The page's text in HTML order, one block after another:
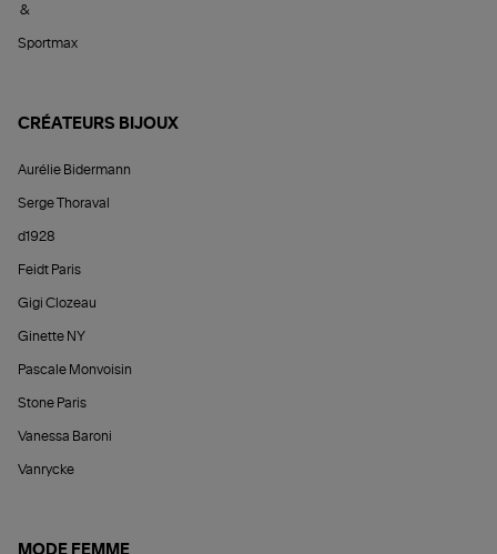
&
Sportmax
CRÉATEURS BIJOUX
Aurélie Bidermann
Serge Thoraval
d1928
Feidt Paris
Gigi Clozeau
Ginette NY
Pascale Monvoisin
Stone Paris
Vanessa Baroni
Vanrycke